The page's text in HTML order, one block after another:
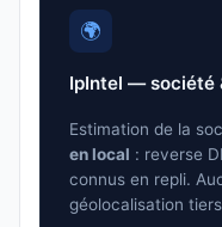
🌍
IpIntel — société
Estimation de la
en local : reverse
connus en repli.
géolocalisation